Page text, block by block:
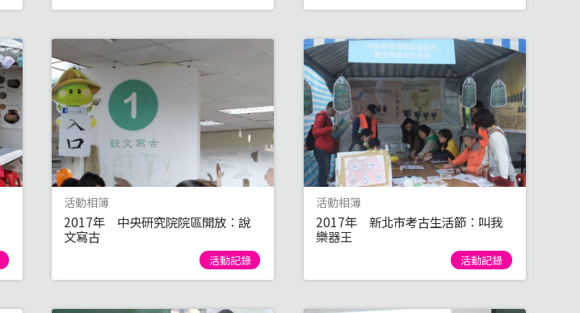
活動相簿
2017年 中央研究院院區開放：說
文寫古
活動記錄
活動相簿
2017年 新北市考古生活節：叫我
樂器王
活動記錄